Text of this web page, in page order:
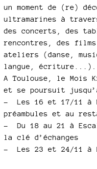
un moment de (re)
ultramarines à
des concerts, des
rencontres, des
ateliers (danse,
langue, écriture...).
A Toulouse, le Mois
et se poursuit
– Les 16 et 17/11 à
préambules et au
– Du 18 au 21 à
la clé d’échanges
– Les 23 et 24/11 à